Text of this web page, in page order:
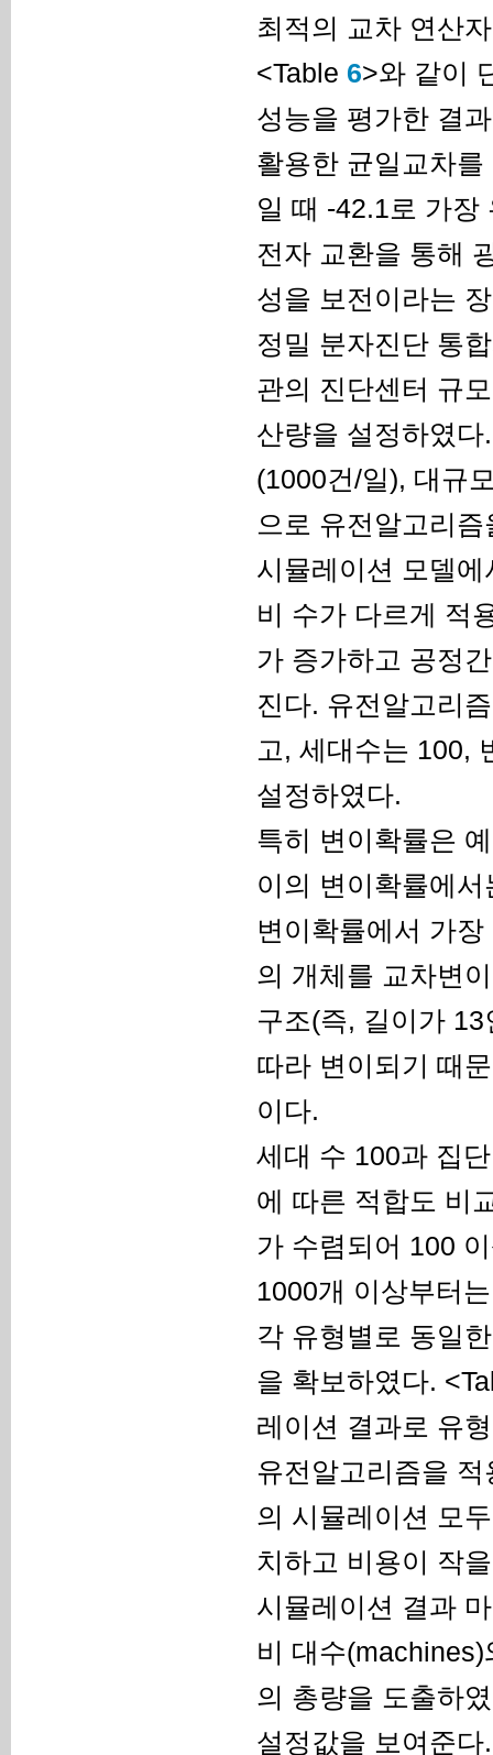
최적의 교차 연산
<Table 6>와 같이
성능을 평가한 결
활용한 균일교차
일 때 -42.1로 가장
전자 교환을 통해
성을 보전이라는
정밀 분자진단 통
관의 진단센터 규
산량을 설정하였
(1000건/일), 대규
으로 유전알고리
시뮬레이션 모델
비 수가 다르게 적
가 증가하고 공정
진다. 유전알고리
고, 세대수는 100,
설정하였다.
특히 변이확률은
이의 변이확률에
변이확률에서 가
의 개체를 교차변
구조(즉, 길이가
따라 변이되기 때
이다.
세대 수 100과 집
에 따른 적합도 비
가 수렴되어 100
1000개 이상부터
각 유형별로 동일
을 확보하였다.
레이션 결과로 유
유전알고리즘을
의 시뮬레이션 모
치하고 비용이 작
시뮬레이션 결과
비 대수
의 총량을 도출하
설정값을 보여준